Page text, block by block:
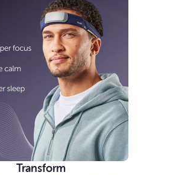
Transform